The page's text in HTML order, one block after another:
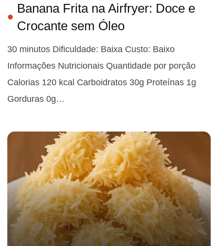
Banana Frita na Airfryer: Doce e
Crocante sem Óleo
30 minutos Dificuldade: Baixa Custo: Baixo
Informações Nutricionais Quantidade por porção
Calorias 120 kcal Carboidratos 30g Proteínas 1g
Gorduras 0g…